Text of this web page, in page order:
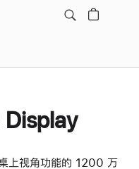
上视角功能的 1200 万